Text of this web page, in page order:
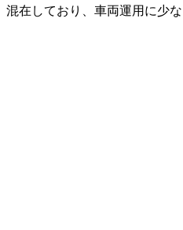
混在しており、車両運用に少